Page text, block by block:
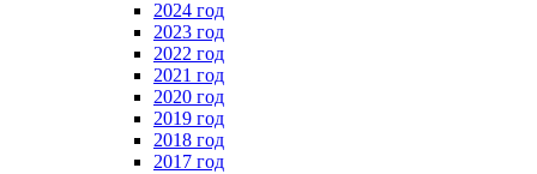
2024 год
2023 год
2022 год
2021 год
2020 год
2019 год
2018 год
2017 год